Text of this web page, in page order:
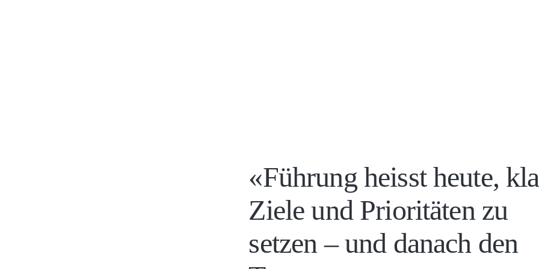
«Führung heisst heute,
Ziele und Prioritäten zu
setzen – und danach den